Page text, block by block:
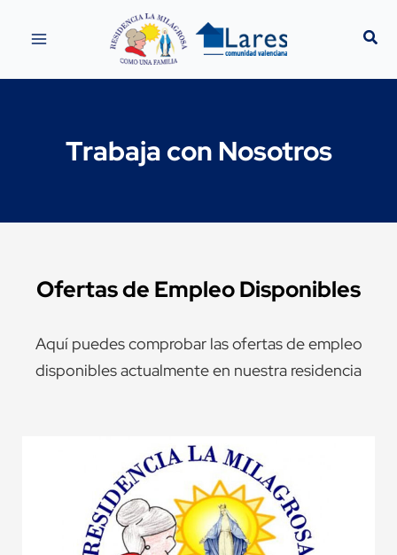
Trabaja con Nosotros
Ofertas de Empleo Disponibles
Aquí puedes comprobar las ofertas de empleo
disponibles actualmente en nuestra residencia